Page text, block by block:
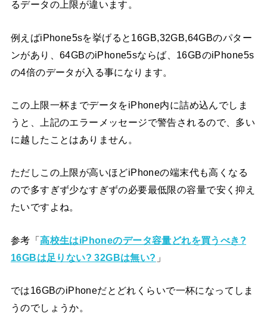
るデータの上限が違います。
例えばiPhone5sを挙げると16GB,32GB,64GBのパター
ンがあり、64GBのiPhone5sならば、16GBのiPhone5s
の4倍のデータが入る事になります。
この上限一杯までデータをiPhone内に詰め込んでしま
うと、上記のエラーメッセージで警告されるので、多い
に越したことはありません。
ただしこの上限が高いほどiPhoneの端末代も高くなる
ので多すぎず少なすぎずの必要最低限の容量で安く抑え
たいですよね。
参考「高校生はiPhoneのデータ容量どれを買うべき?
16GBは足りない? 32GBは無い? 」
では16GBのiPhoneだとどれくらいで一杯になってしま
うのでしょうか。